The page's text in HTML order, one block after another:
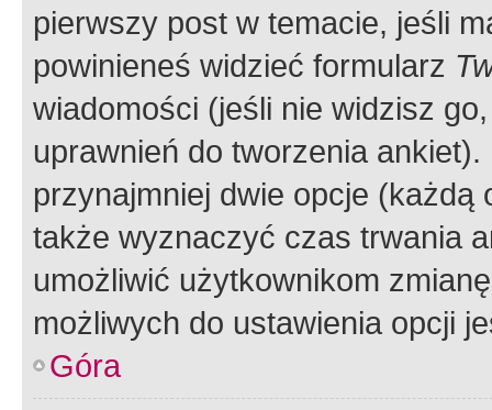
pierwszy post w temacie, jeśli
powinieneś widzieć formularz
wiadomości (jeśli nie widzisz
uprawnień do tworzenia
przynajmniej dwie opcje
także wyznaczyć czas trwania
umożliwić użytkownikom
możliwych do ustawienia opcji
Góra